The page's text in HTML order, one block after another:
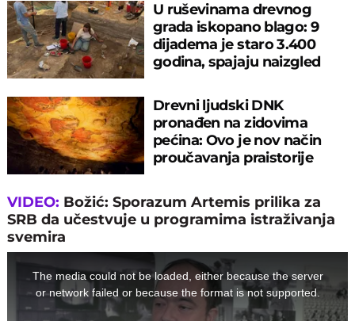
U ruševinama drevnog
grada iskopano blago: 9
dijadema je staro 3.400
godina, spajaju naizgled
Drevni ljudski DNK
pronađen na zidovima
pećina: Ovo je nov način
proučavanja praistorije
VIDEO: Božić: Sporazum Artemis prilika za
SRB da učestvuje u programima istraživanja
svemira
modal The media could not be loaded, either because the server
or network failed or because the format is not supported.